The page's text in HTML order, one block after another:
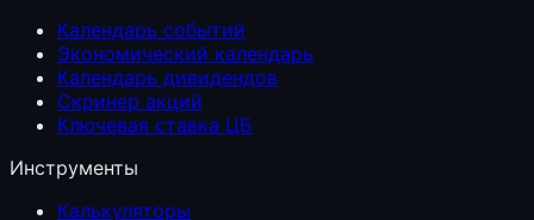
Календарь событий
Экономический календарь
Календарь дивидендов
Скринер акций
Ключевая ставка ЦБ
Инструменты
Калькуляторы